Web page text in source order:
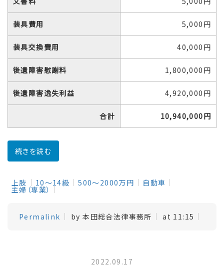
装具費用 5,000円
装具交換費用 40,000円
後遺障害慰謝料 1,800,000円
後遺障害逸失利益 4,920,000円
合計 10,940,000円
続きを読む
上肢 10～14級 500～2000万円 自動車
主婦（専業）
Permalink by 本田総合法律事務所 at 11:15
2022.09.17